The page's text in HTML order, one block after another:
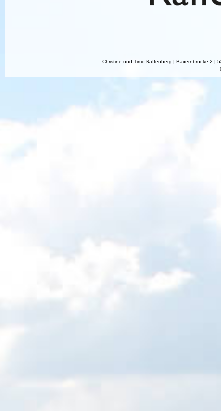
Christine und Timo Raffenberg | Bauernbrücke 2 |